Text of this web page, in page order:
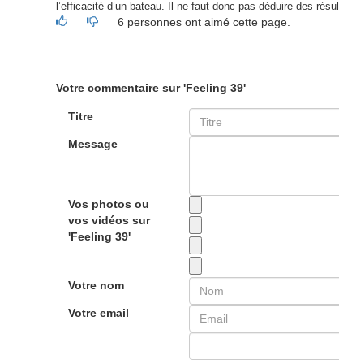
l’efficacité d’un bateau. Il ne faut donc pas déduire des
6 personnes ont aimé cette page.
Votre commentaire sur 'Feeling 39'
Titre
Message
Vos photos ou
vos vidéos sur
'Feeling 39'
Votre nom
Votre email